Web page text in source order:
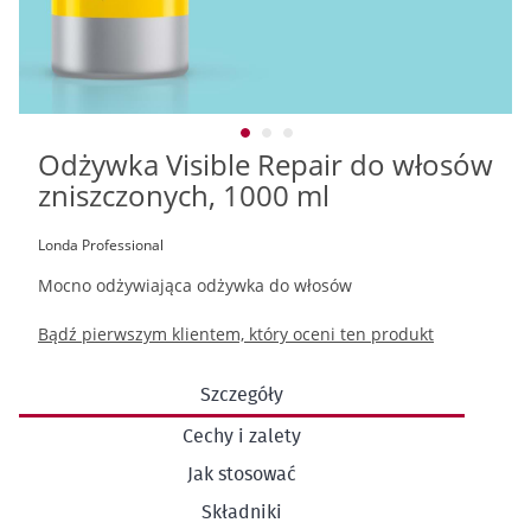
Odżywka Visible Repair do włosów
zniszczonych, 1000 ml
Londa Professional
Mocno odżywiająca odżywka do włosów
Bądź pierwszym klientem, który oceni ten produkt
Przejdź
początek
Szczegóły
Cechy i zalety
Jak stosować
Składniki